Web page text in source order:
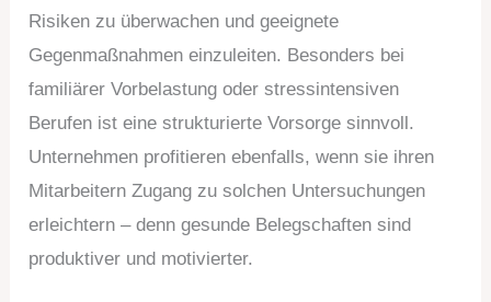
Risiken zu überwachen und geeignete
Gegenmaßnahmen einzuleiten. Besonders bei
familiärer Vorbelastung oder stressintensiven
Berufen ist eine strukturierte Vorsorge sinnvoll.
Unternehmen profitieren ebenfalls, wenn sie ihren
Mitarbeitern Zugang zu solchen Untersuchungen
erleichtern – denn gesunde Belegschaften sind
produktiver und motivierter.